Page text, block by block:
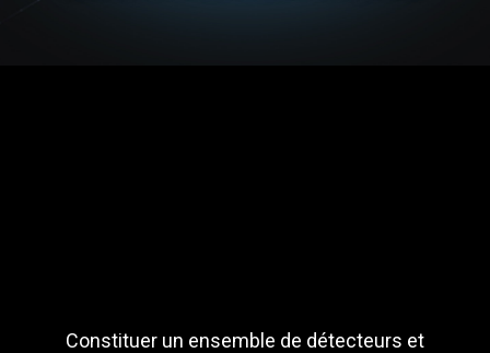
Constituer un ensemble de détecteurs et